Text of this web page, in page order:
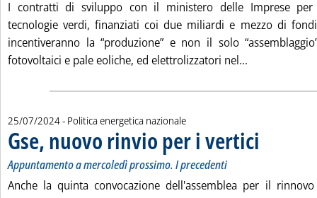
I contratti di sviluppo con il ministero delle Imprese
tecnologie verdi, finanziati coi due miliardi e mezzo di
incentiveranno la “produzione” e non il solo
fotovoltaici e pale eoliche, ed elettrolizzatori nel...
25/07/2024- Politica energetica nazionale
Gse, nuovo rinvio per i vertici
Appuntamento a mercoledì prossimo. I precedenti
Anche la quinta convocazione dell'assemblea per il